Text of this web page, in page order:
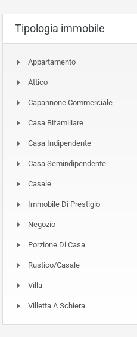
Tipologia immobile
Appartamento
Attico
Capannone Commerciale
Casa Bifamiliare
Casa Indipendente
Casa Semindipendente
Casale
Immobile Di Prestigio
Negozio
Porzione Di Casa
Rustico/Casale
Villa
Villetta A Schiera